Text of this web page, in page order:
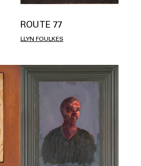
ROUTE 77
LLYN FOULKES